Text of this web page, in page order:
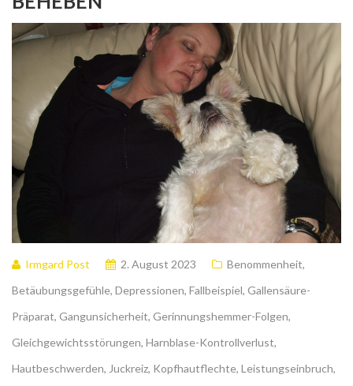
Irmgard Post 2. August 2023 Benommenheit,
Betäubungsgefühle, Depressionen, Fallbeispiel, Gallensäure-
Präparat, Gangunsicherheit, Gerinnungshemmer-Folgen,
Gleichgewichtsstörungen, Harnblase-Kontrollverlust,
Hautbeschwerden, Juckreiz, Kopfhautflechte, Leistungseinbruch,